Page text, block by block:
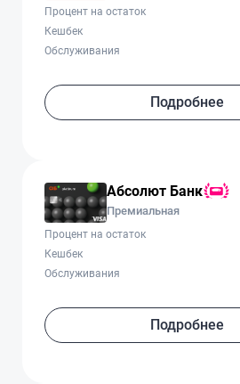
Процент на остаток
Кешбек
Обслуживания
Подробнее
Абсолют Банк
Премиальная
Процент на остаток
Кешбек
Обслуживания
Подробнее